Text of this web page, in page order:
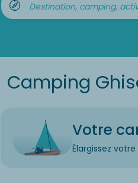
Destination, camping,
Camping
Votre
Élargissez